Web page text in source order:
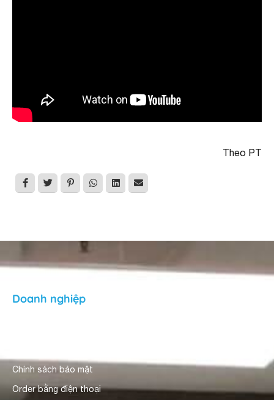
Theo PT
Doanh nghiệp
Chính sách bảo mật
Order bằng điện thoại